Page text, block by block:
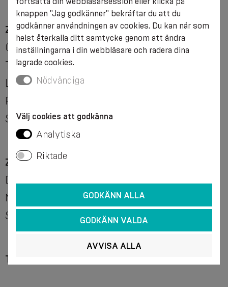
Zon 3– Österrike, Belgien, Bulgarien, Kroatien,
Cypern, Tjeckien, Danmark, Finland, Frankrike,
Tyskland, Grekland, Ungern, Irland, Italien,
Luxemburg, Malta, Nederländerna, Polen,
Portugal, Rumänien, Spanien, Sverige,
Slovenien, Slovakien
Zon 4 – Albanien, Australien, Kanada,
Dominikanska republiken, Island, Moldavien,
Malaysia, Schweiz, Förenade Arabemiraten,
Storbritannien, USA
Tullavgifter och tullklareringskostnader
knappen "Jag godkänner" bekräftar du att du
godkänner användningen av cookies. Du kan när som
helst återkalla ditt samtycke genom att ändra
inställningarna i din webbläsare och radera dina
lagrade cookies.
Nödvändiga
Välj cookies att godkänna
Analytiska
Riktade
GODKÄNN ALLA
GODKÄNN VALDA
AVVISA ALLA